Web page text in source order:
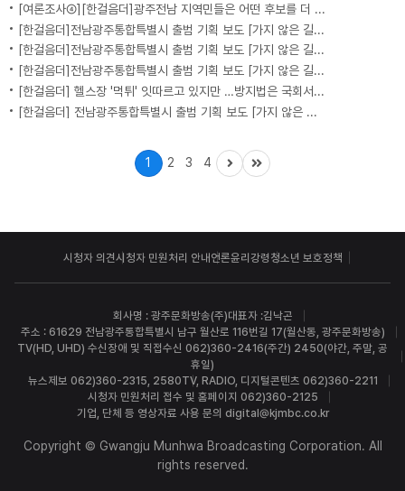
[여론조사④][한걸음더]광주전남 지역민들은 어떤 후보를 더 선호할까.. 변수는?
[한걸음더]전남광주통합특별시 출범 기획 보도 [가지 않은 길] 5편 프랑스 헌법에 새긴 '지방 분권'..전남광주 통합 성공 조건은?
[한걸음더]전남광주통합특별시 출범 기획 보도 [가지 않은 길] 4편 프랑스 지역 통합 10년 성적표
[한걸음더]전남광주통합특별시 출범 기획 보도 [가지 않은 길] 3편 프랑스 통합 10년 지났지만..."우린 여전히 알자스인"
[한걸음더] 헬스장 '먹튀' 잇따르고 있지만 …방지법은 국회서 낮잠
[한걸음더] 전남광주통합특별시 출범 기획 보도 [가지 않은 길] 2편 지방이 주도한 투자..'유럽 상위 5개 지역' 도약 비결은?
1 2 3 4
시청자 의견시청자 민원처리 안내언론윤리강령 청소년 보호정책
회사명 : 광주문화방송(주)대표자 :김낙곤
주소 : 61629 전남광주통합특별시 남구 월산로 116번길 17(월산동, 광주문화방송)
TV(HD, UHD) 수신장애 및 직접수신 062)360-2416(주간) 2450(야간, 주말, 공
휴일)
뉴스제보 062)360-2315, 2580TV, RADIO, 디지털콘텐츠 062)360-2211
시청자 민원처리 접수 및 홈페이지 062)360-2125
기업, 단체 등 영상자료 사용 문의 digital@kjmbc.co.kr
Copyright © Gwangju Munhwa Broadcasting Corporation. All
rights reserved.